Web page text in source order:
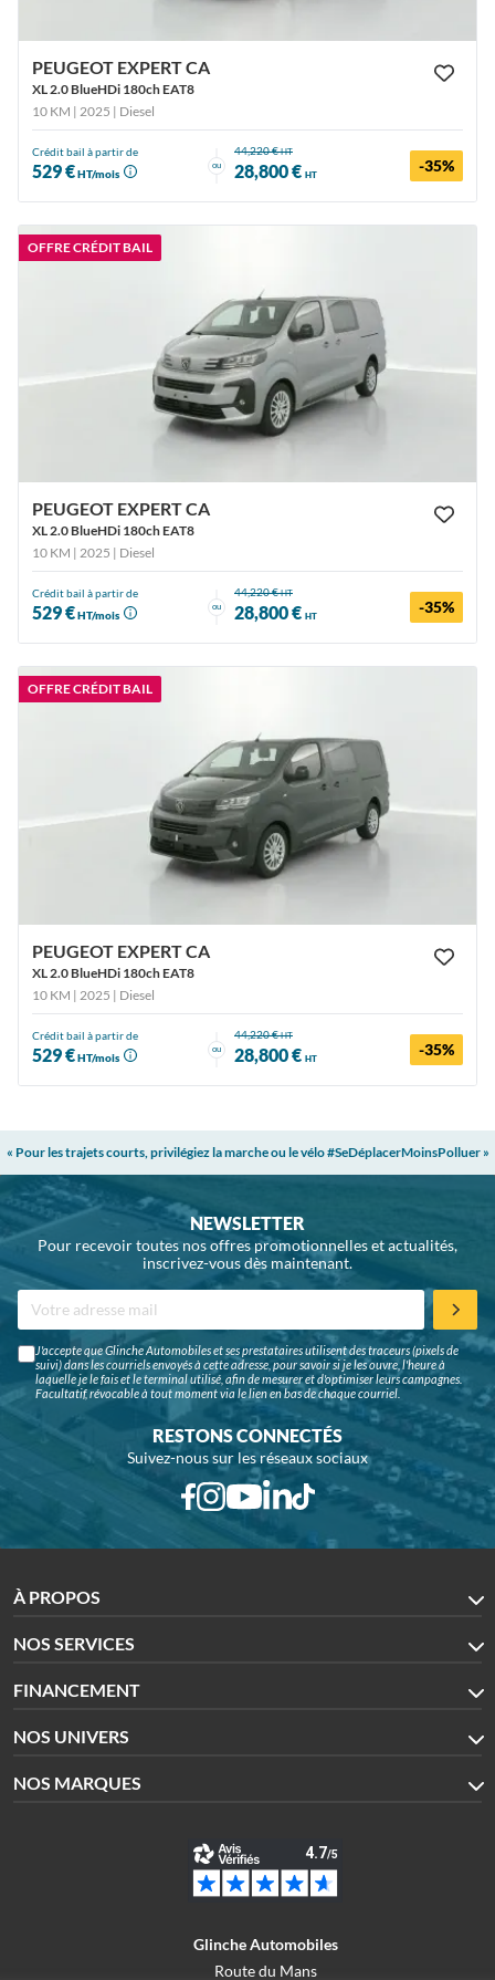
PEUGEOT EXPERT CA
XL 2.0 BlueHDi 180ch EAT8
10 KM | 2025 | Diesel
Crédit bail à partir de
529 €HT/mois
ou
44,220 €HT
28,800 € HT -35%
OFFRE CRÉDIT BAIL
PEUGEOT EXPERT CA
XL 2.0 BlueHDi 180ch EAT8
10 KM | 2025 | Diesel
Crédit bail à partir de
529 €HT/mois
ou
44,220 €HT
28,800 € HT -35%
OFFRE CRÉDIT BAIL
PEUGEOT EXPERT CA
XL 2.0 BlueHDi 180ch EAT8
10 KM | 2025 | Diesel
Crédit bail à partir de
529 €HT/mois
ou
44,220 €HT
28,800 € HT -35%
« Pour les trajets courts, privilégiez la marche ou le vélo #SeDéplacerMoinsPolluer »
NEWSLETTER
Pour recevoir toutes nos offres promotionnelles et actualités,
inscrivez-vous dès maintenant.
J'accepte que Glinche Automobiles et ses prestataires utilisent des traceurs (pixels de
suivi) dans les courriels envoyés à cette adresse, pour savoir si je les ouvre, l'heure à
laquelle je le fais et le terminal utilisé, afin de mesurer et d'optimiser leurs campagnes.
Facultatif, révocable à tout moment via le lien en bas de chaque courriel.
RESTONS CONNECTÉS
Suivez-nous sur les réseaux sociaux
À PROPOS
NOS SERVICES
FINANCEMENT
NOS UNIVERS
NOS MARQUES
Glinche Automobiles
Route du Mans